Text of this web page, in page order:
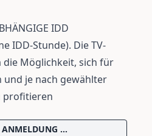
IDD
IDD-Stunde). Die TV-
die Möglichkeit, sich für
und je nach gewählter
profitieren
ANMELDUNG …